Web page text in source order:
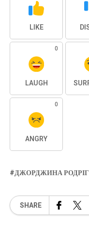
LIKE
0
LAUGH
0
ANGRY
ДЖОРДЖИНА
SHARE